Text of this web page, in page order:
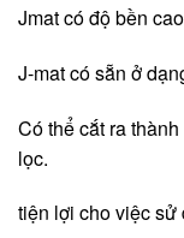
Jmat có độ bền
J-mat có sẵn ở
Có thể cắt ra
lọc.
tiện lợi cho việc sử